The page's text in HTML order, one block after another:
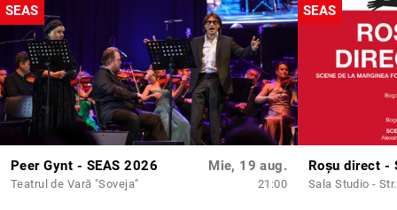
Cu:Cătălina Mihai, Ștefan Iancu, Tudor Aaron Istodor
Premii și nominalizări:
Premiul UNITER pentruCea mai bună actriță în rol principal–
Cătălina Mihai
Nominalizare la premiul UNITER pentruCel mai bun actor în rol
secundar
– Ștefan Iancu
SEAS
Peer Gynt - SEAS 2026
Teatrul de Vară "Soveja"
Mie, 19 aug.
21:00
SEAS
Roșu direct -